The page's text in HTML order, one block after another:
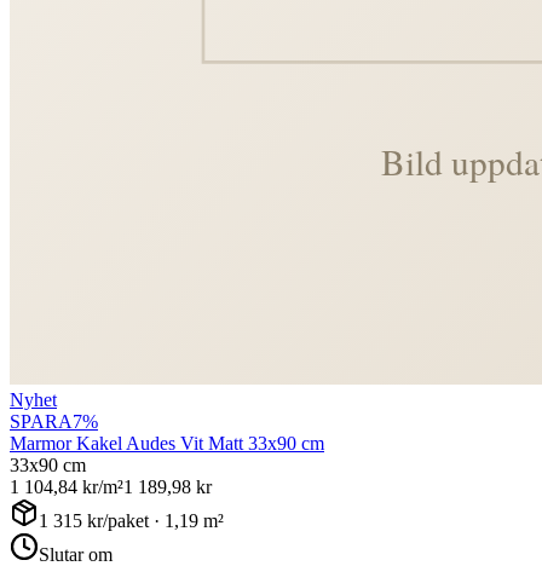
Nyhet
SPARA7%
Marmor Kakel Audes Vit Matt 33x90 cm
33x90 cm
1 104,84 kr/m²1 189,98 kr
1 315 kr/paket · 1,19 m²
Slutar om